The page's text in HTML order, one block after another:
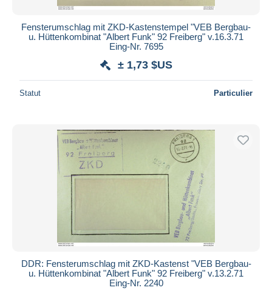
Fensterumschlag mit ZKD-Kastenstempel "VEB Bergbau-
u. Hüttenkombinat "Albert Funk" 92 Freiberg" v.16.3.71
Eing-Nr. 7695
± 1,73 $US
Statut Particulier
DDR: Fensterumschlag mit ZKD-Kastenst "VEB Bergbau-
u. Hüttenkombinat "Albert Funk" 92 Freiberg" v.13.2.71
Eing-Nr. 2240